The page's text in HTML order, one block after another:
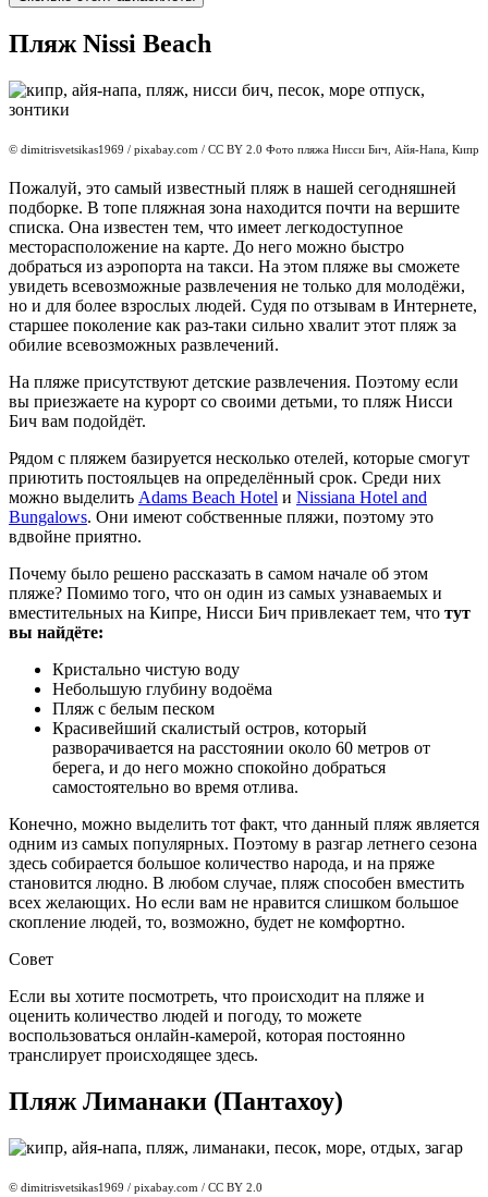
Пляж Nissi Beach
© dimitrisvetsikas1969 / pixabay.com / CC BY 2.0 Фото пляжа Нисси Бич, Айя-Напа, Кипр
Пожалуй, это самый известный пляж в нашей сегодняшней
подборке. В топе пляжная зона находится почти на вершите
списка. Она известен тем, что имеет легкодоступное
месторасположение на карте. До него можно быстро
добраться из аэропорта на такси. На этом пляже вы сможете
увидеть всевозможные развлечения не только для молодёжи,
но и для более взрослых людей. Судя по отзывам в Интернете,
старшее поколение как раз-таки сильно хвалит этот пляж за
обилие всевозможных развлечений.
На пляже присутствуют детские развлечения. Поэтому если
вы приезжаете на курорт со своими детьми, то пляж Нисси
Бич вам подойдёт.
Рядом с пляжем базируется несколько отелей, которые смогут
приютить постояльцев на определённый срок. Среди них
можно выделить Adams Beach Hotel и Nissiana Hotel and
Bungalows. Они имеют собственные пляжи, поэтому это
вдвойне приятно.
Почему было решено рассказать в самом начале об этом
пляже? Помимо того, что он один из самых узнаваемых и
вместительных на Кипре, Нисси Бич привлекает тем, что тут
вы найдёте:
Кристально чистую воду
Небольшую глубину водоёма
Пляж с белым песком
Красивейший скалистый остров, который
разворачивается на расстоянии около 60 метров от
берега, и до него можно спокойно добраться
самостоятельно во время отлива.
Конечно, можно выделить тот факт, что данный пляж является
одним из самых популярных. Поэтому в разгар летнего сезона
здесь собирается большое количество народа, и на пряже
становится людно. В любом случае, пляж способен вместить
всех желающих. Но если вам не нравится слишком большое
скопление людей, то, возможно, будет не комфортно.
Совет
Если вы хотите посмотреть, что происходит на пляже и
оценить количество людей и погоду, то можете
воспользоваться онлайн-камерой, которая постоянно
транслирует происходящее здесь.
Пляж Лиманаки (Пантахоу)
© dimitrisvetsikas1969 / pixabay.com / CC BY 2.0